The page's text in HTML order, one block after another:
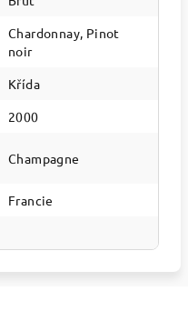
Chardonnay, Pinot
noir
Křída
2000
Champagne
Francie